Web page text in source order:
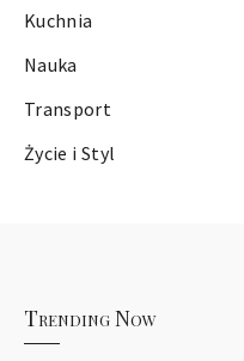
Kuchnia
Nauka
Transport
Życie i Styl
Trending Now